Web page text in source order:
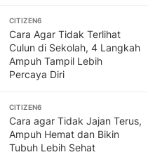
CITIZEN6
Cara Agar Tidak Terlihat
Culun di Sekolah, 4 Langkah
Ampuh Tampil Lebih
Percaya Diri
CITIZEN6
Cara agar Tidak Jajan Terus,
Ampuh Hemat dan Bikin
Tubuh Lebih Sehat